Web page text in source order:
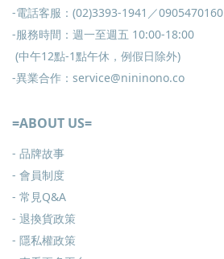
-電話客服：(02)3393-1941／0905470160
-服務時間：週一至週五 10:00-18:00
(中午12點-1點午休，例假日除外)
-異業合作：service@nininono.co
=ABOUT US=
- 品牌故事
- 會員制度
- 常見Q&A
- 退換貨政策
- 隱私權政策